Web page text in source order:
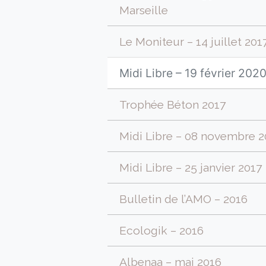
Marseille
Le Moniteur – 14 juillet
Midi Libre – 19 février 2020
Trophée Béton 2017
Midi Libre – 08 novembre
Midi Libre – 25 janvier 2017
Bulletin de l’AMO – 2016
Ecologik – 2016
Albenaa – mai 2016